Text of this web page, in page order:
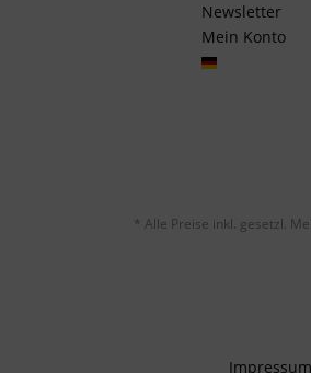
Newsletter
Mein Konto
* Alle Preise inkl. gesetzl.
Impressum